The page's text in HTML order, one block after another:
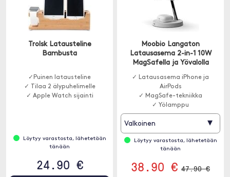
Trolsk Latausteline
Bambusta
✓Puinen latausteline
✓ Tilaa 2 älypuhelimelle
✓ Apple Watch sijainti
Löytyy varastosta, lähetetään
tänään
24.90 €
Moobio Langaton
Latausasema 2-in-1 10W
MagSafella ja Yövalolla
✓ Latausasema iPhone ja
AirPods
✓ MagSafe-tekniikka
✓ Yölamppu
Valkoinen ▾
Löytyy varastosta, lähetetään
tänään
38.90 € 47.90 €